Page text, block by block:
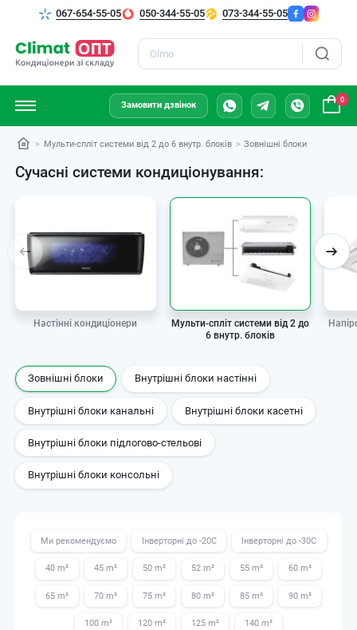
Пошук
067-654-55-05 050-344-55-05 073-344-55-05
Замовити дзвінок
0
Мульти-спліт системи від 2 до 6 внутр. блоків Зовнішні блоки
Сучасні системи кондиціонування:
Настінні кондиціонери
Мульти-спліт системи від 2 до
6 внутр. блоків
Зовнішні блоки Внутрішні блоки настінні
Внутрішні блоки канальні Внутрішні блоки касетні
Внутрішні блоки підлогово-стельові
Внутрішні блоки консольні
Ми рекомендуємо Інверторні до -20С Інверторні до -30С
40 m² 45 m² 50 m² 52 m² 55 m² 60 m²
65 m² 70 m² 75 m² 80 m² 85 m² 90 m²
100 m² 120 m² 125 m² 140 m²